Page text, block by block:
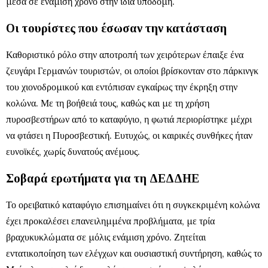
Οι τουρίστες που έσωσαν την κατάσταση
Καθοριστικό ρόλο στην αποτροπή των χειρότερων έπαιξε ένα
ζευγάρι Γερμανών τουριστών, οι οποίοι βρίσκονταν στο πάρκινγκ
του χιονοδρομικού και εντόπισαν εγκαίρως την έκρηξη στην
κολώνα. Με τη βοήθειά τους, καθώς και με τη χρήση
πυροσβεστήρων από το καταφύγιο, η φωτιά περιορίστηκε μέχρι
να φτάσει η Πυροσβεστική. Ευτυχώς, οι καιρικές συνθήκες ήταν
ευνοϊκές, χωρίς δυνατούς ανέμους.
Σοβαρά ερωτήματα για τη ΔΕΔΔΗΕ
Το ορειβατικό καταφύγιο επισημαίνει ότι η συγκεκριμένη κολώνα
έχει προκαλέσει επανειλημμένα προβλήματα, με τρία
βραχυκυκλώματα σε μόλις ενάμιση χρόνο. Ζητείται
εντατικοποίηση των ελέγχων και ουσιαστική συντήρηση, καθώς το